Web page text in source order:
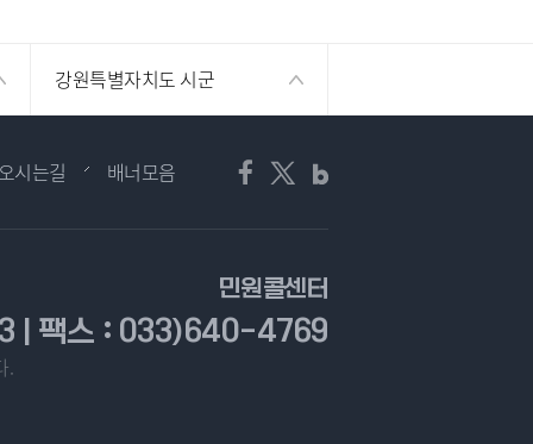
강원특별자치도 시군
시는길 배너모음
.
민원콜센터
| 팩스 : 033)640-4769